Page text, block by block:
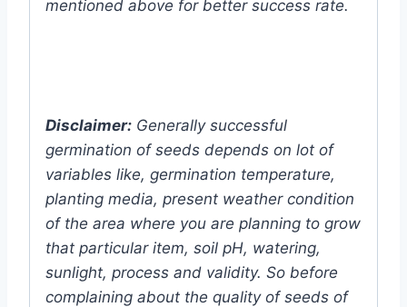
mentioned above for better success rate.
Disclaimer: Generally successful
germination of seeds depends on lot of
variables like, germination temperature,
planting media, present weather condition
of the area where you are planning to grow
that particular item, soil pH, watering,
sunlight, process and validity. So before
complaining about the quality of seeds of